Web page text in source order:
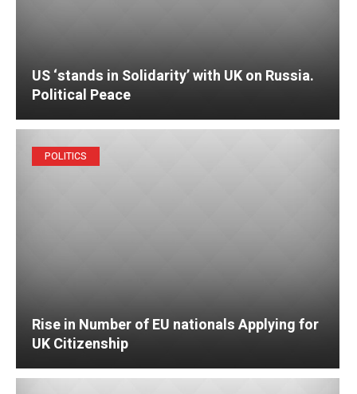
US ‘stands in Solidarity’ with UK on Russia.
Political Peace
POLITICS
Rise in Number of EU nationals Applying for
UK Citizenship